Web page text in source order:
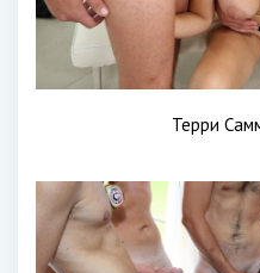
Терри